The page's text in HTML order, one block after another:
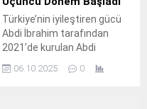
Türkiye’nin iyileştiren gücü
Abdi İbrahim tarafından
2021’de kurulan Abdi
sendromlu çocuklara
06.10.2025 0